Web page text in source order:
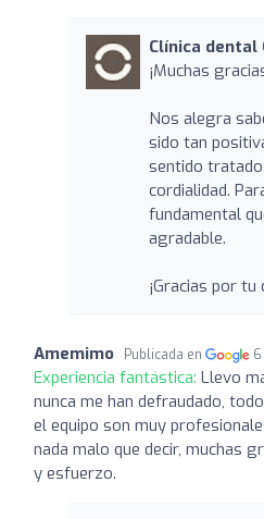
Clínica dental
¡Muchas
Nos alegra
sido tan
sentido
cordialidad.
fundamental
agradable.
¡Gracias por tu
Amemimo Publicada en
Experiencia fantástica: Llevo
nunca me han defraudado,
el equipo son muy
nada malo que decir, muchas
y esfuerzo.